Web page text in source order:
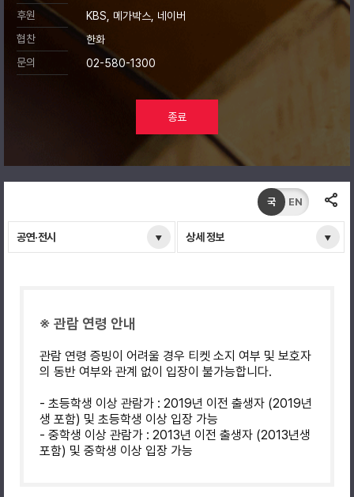
후원
KBS, 메가박스, 네이버
협찬
한화
문의
02-580-1300
종료
공연·전시 상세 정보
국 EN
※ 관람 연령 안내
관람 연령 증빙이 어려울 경우 티켓 소지 여부 및 보호자
의 동반 여부와 관계 없이 입장이 불가능합니다.
- 초등학생 이상 관람가 : 2019년 이전 출생자 (2019년
생 포함) 및 초등학생 이상 입장 가능
- 중학생 이상 관람가 : 2013년 이전 출생자 (2013년생
포함) 및 중학생 이상 입장 가능